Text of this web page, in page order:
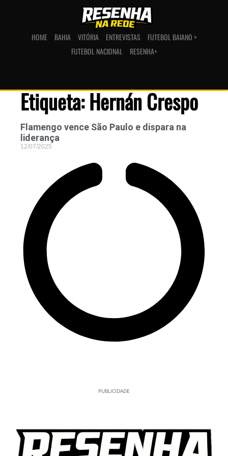
HOME BAHIA VITÓRIA ENTREVISTAS
FUTEBOL BAIANO +
FUTEBOL NACIONAL
RESENHA+
Etiqueta: Hernán Crespo
Flamengo vence São Paulo e dispara na
liderança
12/07/2025
PUBLICIDADE